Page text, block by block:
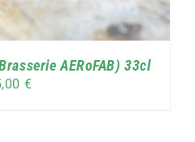
AERoFAB) 33cl
€